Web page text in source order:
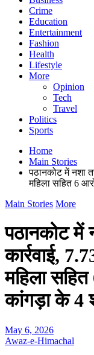
Crime
Education
Entertainment
Fashion
Health
Lifestyle
More
Opinion
Tech
Travel
Politics
Sports
Home
Main Stories
पठानकोट में नशा
महिला सहित 6
Main Stories More
पठानकोट में
कार्रवाई,
महिला सहित
कांगड़ा के 4
May 6, 2026
Awaz-e-Himachal